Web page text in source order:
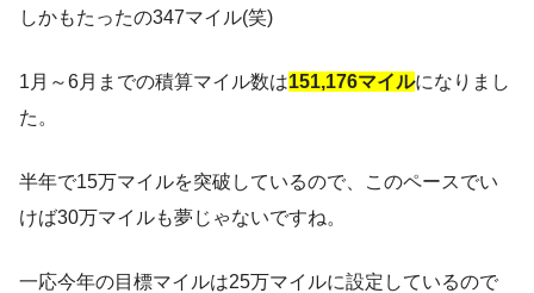
しかもたったの347マイル(笑)
1月～6月までの積算マイル数は151,176マイルになりまし
た。
半年で15万マイルを突破しているので、このペースでい
けば30万マイルも夢じゃないですね。
一応今年の目標マイルは25万マイルに設定しているので